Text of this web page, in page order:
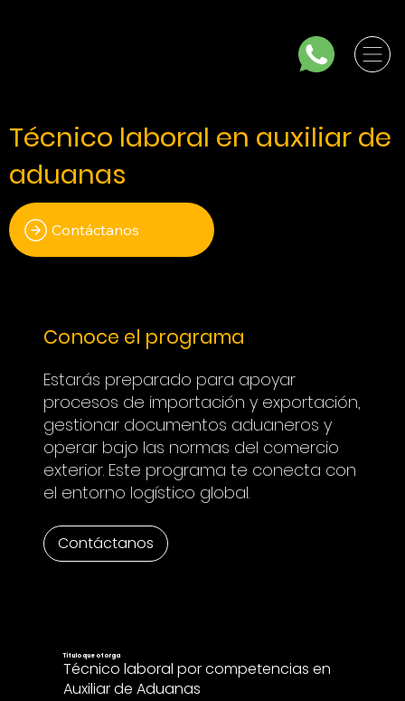
Contáctanos
Técnico laboral en auxiliar de
aduanas
Título que otorga
Técnico laboral por competencias en
Auxiliar de Aduanas
Conoce el programa
Estarás preparado para apoyar
procesos de importación y exportación,
gestionar documentos aduaneros y
operar bajo las normas del comercio
exterior. Este programa te conecta con
el entorno logístico global.
Contáctanos